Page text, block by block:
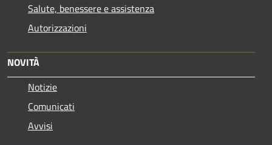
Salute, benessere e assistenza
Autorizzazioni
NOVITÀ
Notizie
Comunicati
Avvisi